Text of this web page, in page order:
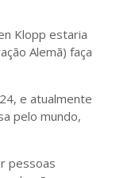
Klopp estaria
Alemã) faça
e atualmente
pelo mundo,
pessoas